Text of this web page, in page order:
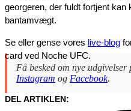
georgeren, der fuldt fortjent kan
bantamvægt.
Se eller gense vores live-blog
card ved Noche UFC.
Få besked om nye udgivelser
Instagram og Facebook.
DEL ARTIKLEN: